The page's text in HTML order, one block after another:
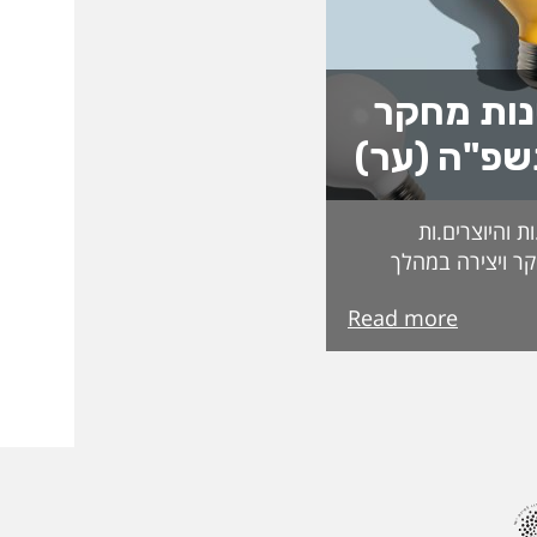
מחקר
(ער)
והיוצרים.ות
ויצירה במהלך
בקפידה
המצטיינים
רונן ארבל פרופ'
Read more